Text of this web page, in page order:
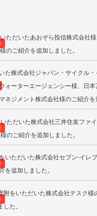
ただいたあおぞら投信株式会社
のご紹介を追加しました。
た株式会社ジャパン・サイクル・
ォーターエージェンシー様、日本
ネジメント株式会社様のご紹介を
ただいた株式会社三井住友ファ
のご紹介を追加しました。
いただいた株式会社セブン‐イレ
を追加しました。
附をいただいた株式会社テスク様
した。